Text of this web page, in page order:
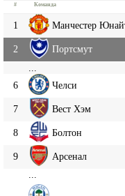
# Команда
1 Манчестер
2 Портсмут
6
Челси
7 Вест Хэм
8 Болтон
9 Арсенал